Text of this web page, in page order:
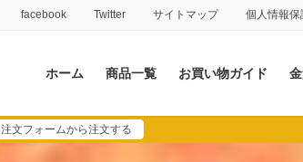
facebook Twitter サイトマップ 個人情報保
ホーム 商品一覧 お買い物ガイド
注文フォームから注文する